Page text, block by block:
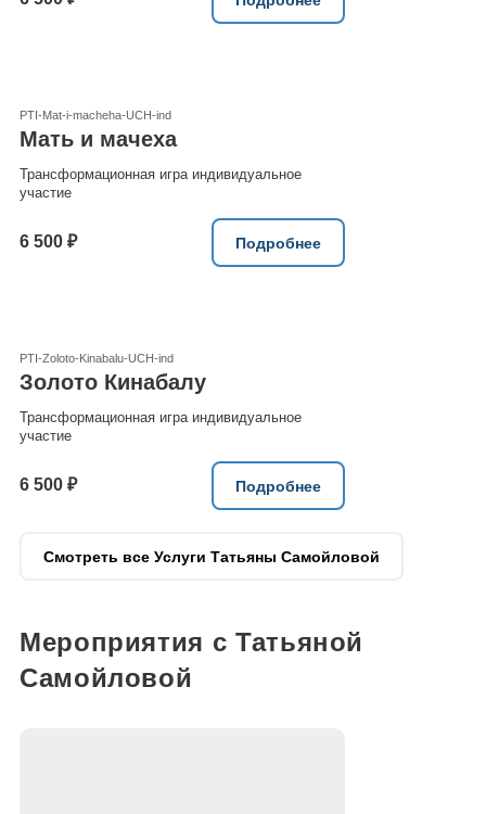
PTI-Mat-i-macheha-UCH-ind
Мать и мачеха
Трансформационная игра индивидуальное
участие
6 500 ₽ Подробнее
PTI-Zoloto-Kinabalu-UCH-ind
Золото Кинабалу
Трансформационная игра индивидуальное
участие
6 500 ₽ Подробнее
Смотреть все Услуги Татьяны Самойловой
Мероприятия с Татьяной
Самойловой